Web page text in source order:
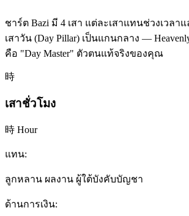
ชาร์ต Bazi มี 4 เสา แต่ละเสาแทนช่วงเวลา
เสาวัน (Day Pillar) เป็นแกนกลาง —
คือ "Day Master" ตัวตนแท้จริงของคุณ
時
เสาชั่วโมง
時 Hour
แทน:
ลูกหลาน ผลงาน ผู้ใต้บังคับบัญชา
ด้านการเงิน: